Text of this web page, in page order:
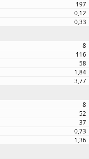
197
0,12
0,33
8
116
58
1,84
3,77
8
52
37
0,73
1,36